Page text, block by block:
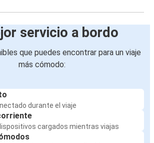
servicio a bordo
que puedes encontrar para un viaje
más cómodo:
durante el viaje
cargados mientras viajas